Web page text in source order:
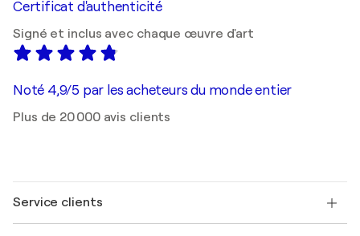
Certificat d'authenticité
Signé et inclus avec chaque œuvre d'art
Noté 4,9/5 par les acheteurs du monde entier
Plus de 20 000 avis clients
Service clients